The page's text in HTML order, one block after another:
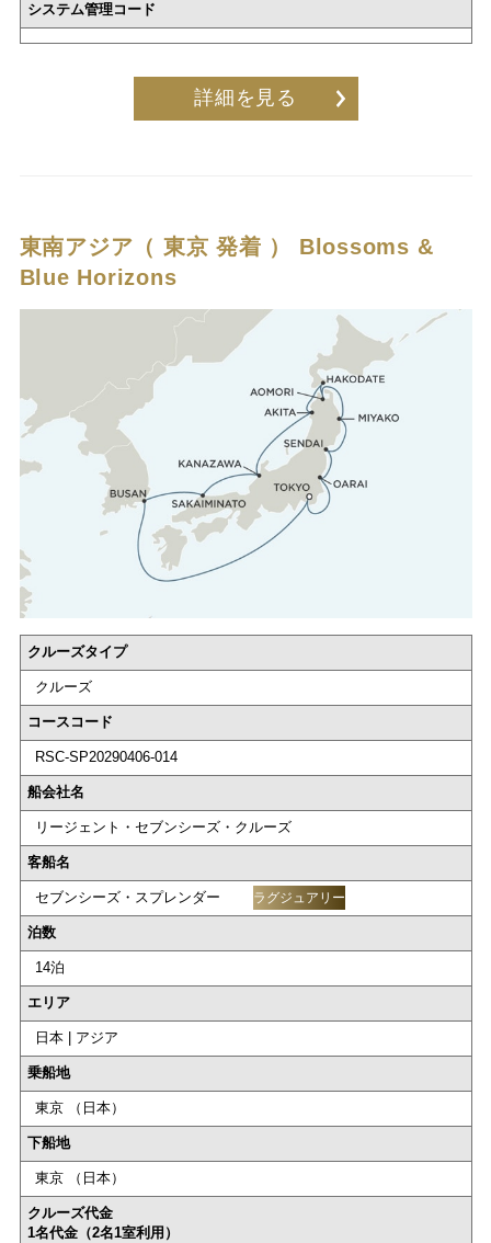
システム管理コード
詳細を見る
東南アジア（ 東京 発着 ） Blossoms &
Blue Horizons
クルーズタイプ
クルーズ
コースコード
RSC-SP20290406-014
船会社名
リージェント・セブンシーズ・クルーズ
客船名
セブンシーズ・スプレンダー ラグジュアリー
泊数
14泊
エリア
日本 | アジア
乗船地
東京 （日本）
下船地
東京 （日本）
クルーズ代金
1名代金（2名1室利用）